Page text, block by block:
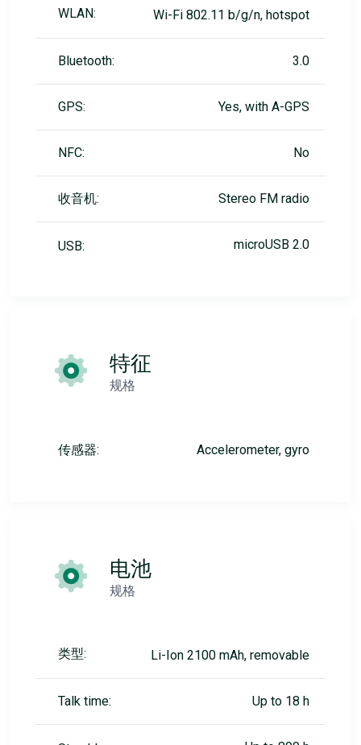
WLAN: Wi-Fi 802.11 b/g/n, hotspot
Bluetooth: 3.0
GPS: Yes, with A-GPS
NFC: No
收音机: Stereo FM radio
USB: microUSB 2.0
特征
规格
传感器: Accelerometer, gyro
电池
规格
类型: Li-Ion 2100 mAh, removable
Talk time: Up to 18 h